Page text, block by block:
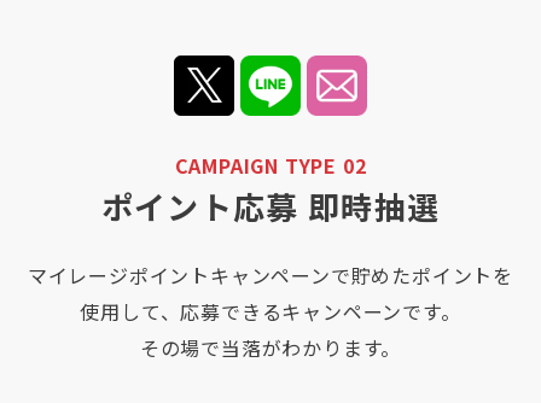
CAMPAIGN TYPE 02
ポイント応募 即時抽選
マイレージポイントキャンペーンで貯めたポイントを
使用して、応募できるキャンペーンです。
その場で当落がわかります。